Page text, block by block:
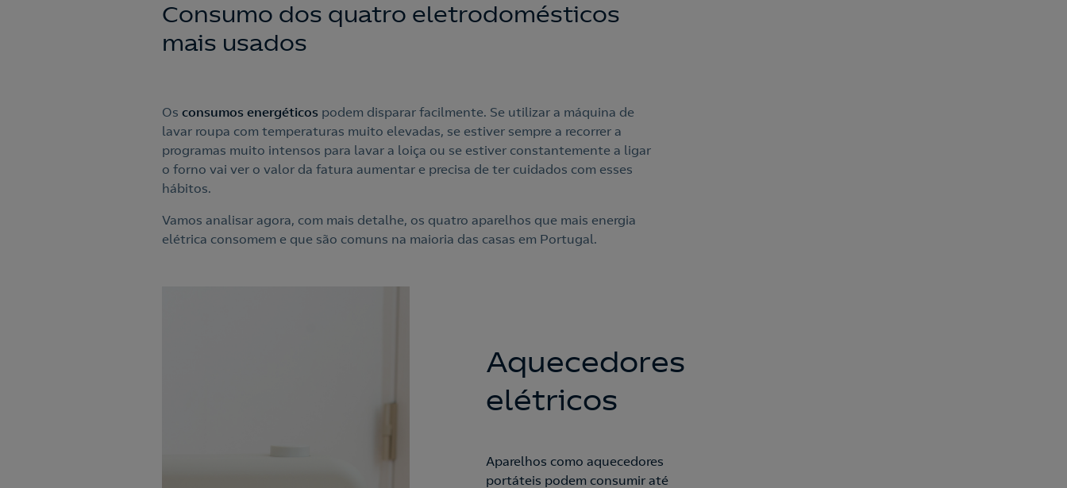
Consumo dos quatro eletrodomésticos
mais usados
Os consumos energéticos podem disparar facilmente. Se utilizar a máquina de
lavar roupa com temperaturas muito elevadas, se estiver sempre a recorrer a
programas muito intensos para lavar a loiça ou se estiver constantemente a ligar
o forno vai ver o valor da fatura aumentar e precisa de ter cuidados com esses
hábitos.
Vamos analisar agora, com mais detalhe, os quatro aparelhos que mais energia
elétrica consomem e que são comuns na maioria das casas em Portugal.
Aquecedores
elétricos
Aparelhos como aquecedores
portáteis podem consumir até